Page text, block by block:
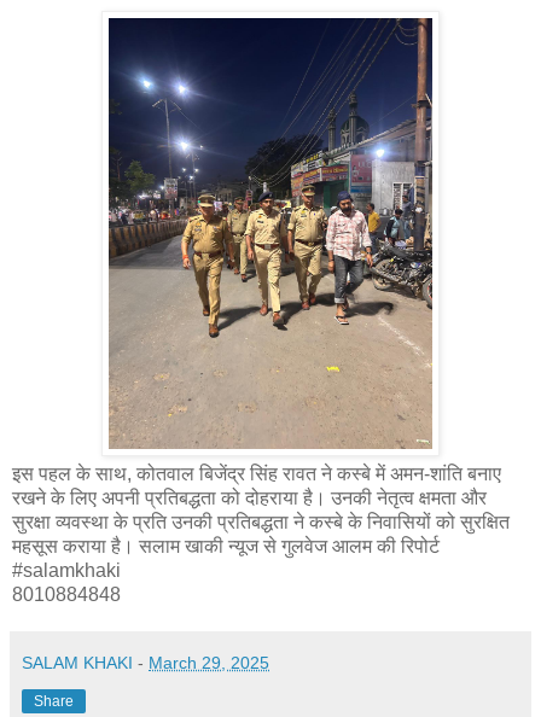
इस पहल के साथ, कोतवाल बिजेंद्र सिंह रावत ने कस्बे में अमन-शांति बनाए
रखने के लिए अपनी प्रतिबद्धता को दोहराया है। उनकी नेतृत्व क्षमता और
सुरक्षा व्यवस्था के प्रति उनकी प्रतिबद्धता ने कस्बे के निवासियों को सुरक्षित
महसूस कराया है। सलाम खाकी न्यूज से गुलवेज आलम की रिपोर्ट
#salamkhaki
8010884848
SALAM KHAKI - March 29, 2025
Share